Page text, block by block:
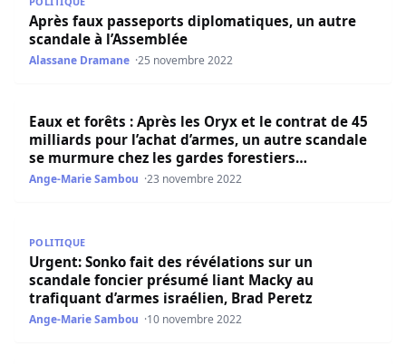
Après faux passeports diplomatiques, un autre
scandale à l’Assemblée
Alassane Dramane 25 novembre 2022
Eaux et forêts : Après les Oryx et le contrat de 45
milliards pour l’achat d’armes, un autre scandale
se murmure chez les gardes forestiers
contractuels
Ange-Marie Sambou 23 novembre 2022
POLITIQUE
Urgent: Sonko fait des révélations sur un
scandale foncier présumé liant Macky au
trafiquant d’armes israélien, Brad Peretz
Ange-Marie Sambou 10 novembre 2022